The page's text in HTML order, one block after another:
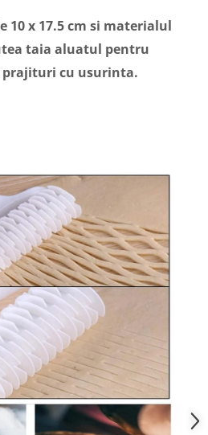
10 x 17.5 cm si materialul
taia aluatul pentru
cu usurinta.